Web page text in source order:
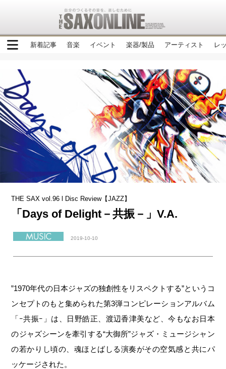
新着記事 音楽 イベント 楽器/製品 アーティスト レ
THE SAX vol.96 l Disc Review【JAZZ】
「Days of Delight－共振－」V.A.
2019-10-10
”1970年代の日本ジャズの独創性をリスペクトする”というコ
ンセプトのもと集められた第3弾コンピレーションアルバム
「ｰ共振ｰ」は、日野皓正、渡辺香津美など、今もなお日本
のジャズシーンを牽引する“大御所”ジャズ・ミュージシャン
の若かりし頃の、魂ほとばしる演奏がその空気感と共にパ
ッケージされた。